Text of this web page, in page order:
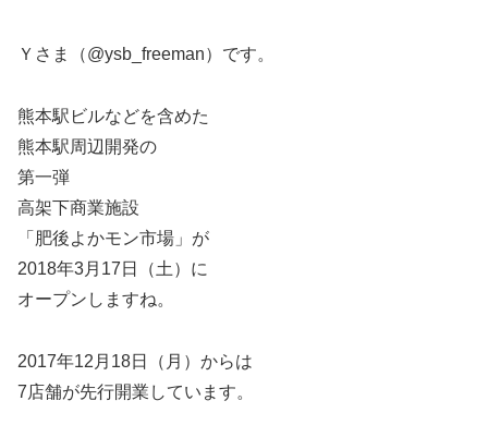
Ｙさま（@ysb_freeman）です。
熊本駅ビルなどを含めた
熊本駅周辺開発の
第一弾
高架下商業施設
「肥後よかモン市場」が
2018年3月17日（土）に
オープンしますね。
2017年12月18日（月）からは
7店舗が先行開業しています。